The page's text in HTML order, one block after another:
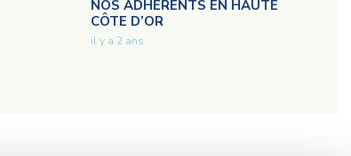
NOS ADHÉRENTS EN HAUTE
CÔTE D’OR
il y a 2 ans